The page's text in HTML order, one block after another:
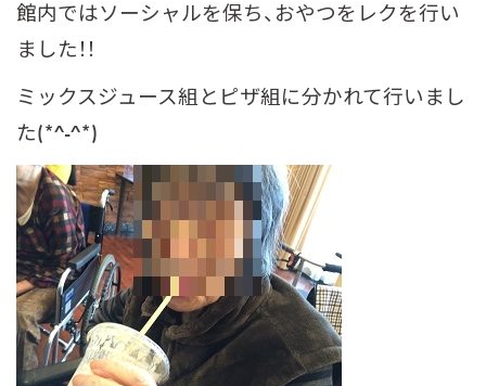
館内ではソーシャルを保ち、おやつをレクを行い
ました！！
ミックスジュース組とピザ組に分かれて行いまし
た(*^-^*)